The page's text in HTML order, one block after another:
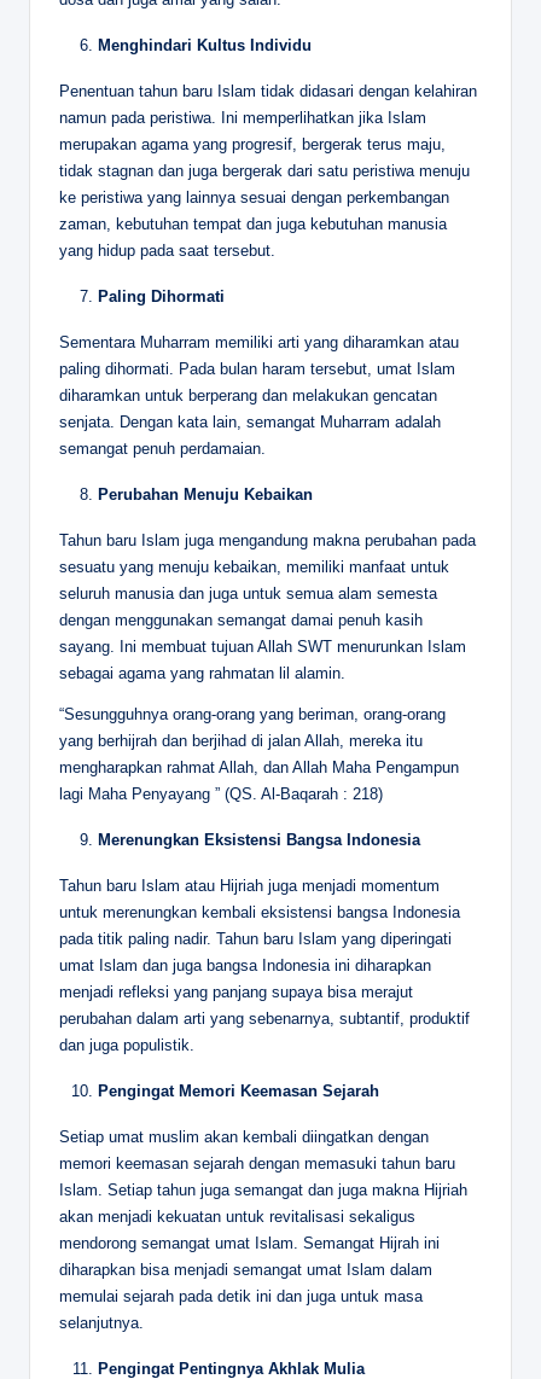
Menghindari Kultus Individu
Penentuan tahun baru Islam tidak didasari dengan kelahiran
namun pada peristiwa. Ini memperlihatkan jika Islam
merupakan agama yang progresif, bergerak terus maju,
tidak stagnan dan juga bergerak dari satu peristiwa menuju
ke peristiwa yang lainnya sesuai dengan perkembangan
zaman, kebutuhan tempat dan juga kebutuhan manusia
yang hidup pada saat tersebut.
Paling Dihormati
Sementara Muharram memiliki arti yang diharamkan atau
paling dihormati. Pada bulan haram tersebut, umat Islam
diharamkan untuk berperang dan melakukan gencatan
senjata. Dengan kata lain, semangat Muharram adalah
semangat penuh perdamaian.
Perubahan Menuju Kebaikan
Tahun baru Islam juga mengandung makna perubahan pada
sesuatu yang menuju kebaikan, memiliki manfaat untuk
seluruh manusia dan juga untuk semua alam semesta
dengan menggunakan semangat damai penuh kasih
sayang. Ini membuat tujuan Allah SWT menurunkan Islam
sebagai agama yang rahmatan lil alamin.
“Sesungguhnya orang-orang yang beriman, orang-orang
yang berhijrah dan berjihad di jalan Allah, mereka itu
mengharapkan rahmat Allah, dan Allah Maha Pengampun
lagi Maha Penyayang ” (QS. Al-Baqarah : 218)
Merenungkan Eksistensi Bangsa Indonesia
Tahun baru Islam atau Hijriah juga menjadi momentum
untuk merenungkan kembali eksistensi bangsa Indonesia
pada titik paling nadir. Tahun baru Islam yang diperingati
umat Islam dan juga bangsa Indonesia ini diharapkan
menjadi refleksi yang panjang supaya bisa merajut
perubahan dalam arti yang sebenarnya, subtantif, produktif
dan juga populistik.
Pengingat Memori Keemasan Sejarah
Setiap umat muslim akan kembali diingatkan dengan
memori keemasan sejarah dengan memasuki tahun baru
Islam. Setiap tahun juga semangat dan juga makna Hijriah
akan menjadi kekuatan untuk revitalisasi sekaligus
mendorong semangat umat Islam. Semangat Hijrah ini
diharapkan bisa menjadi semangat umat Islam dalam
memulai sejarah pada detik ini dan juga untuk masa
selanjutnya.
Pengingat Pentingnya Akhlak Mulia